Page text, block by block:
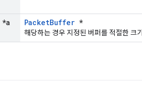
*a
PacketBuffer *
해당하는 경우 지정된 버퍼를 적절한 크